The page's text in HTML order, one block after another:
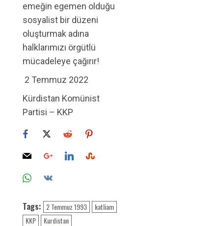
emeğin egemen olduğu
sosyalist bir düzeni
oluşturmak adına
halklarımızı örgütlü
mücadeleye çağırır!
2 Temmuz 2022
Kürdistan Komünist
Partisi – KKP
Tags: 2 Temmuz 1993
katliam
KKP
Kurdistan